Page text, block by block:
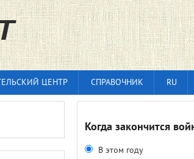
ЦЕНТР СПРАВОЧНИК RU
Когда закончится
В этом году